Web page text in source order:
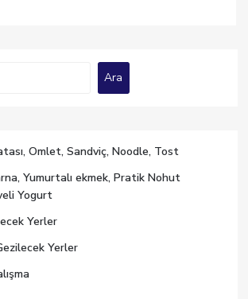
Ara
Omlet, Sandviç, Noodle, Tost
Yumurtalı ekmek, Pratik Nohut
Yogurt
Yerler
Yerler